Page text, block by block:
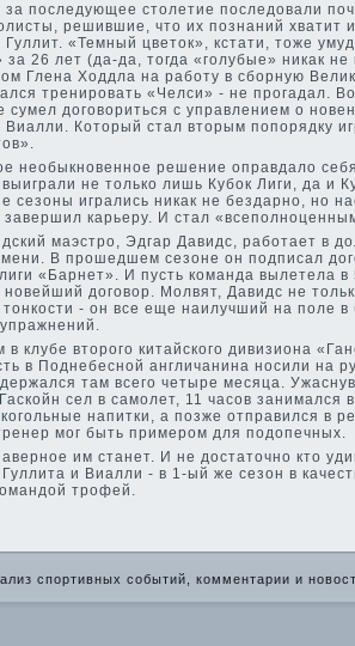
за последующее столетие последовали
решившие, что их познаний хватит
«Темный цве­ток», кстати, тоже
за 26 лет (да-да, тогда «голубые» никак
Глена Ходдла на работу в сборную
тренировать «Челси» - не прогадал.
сумел договориться с управлением о
Виалли. Который стал вторым попорядку
необыкнове­нное решение оправдало
не только лишь Кубок Лиги, да и
сезоны игрались никак не бездарно, но
заве­ршил карьеру. И стал
маэстро, Эдгар Давидс, работает в
В прошедшем сезоне он подписал
«Барнет». И пусть команда вылетела
договор. Молвят, Давидс не
тонкости - он все еще наилучший на поле
в клубе второго китайского дивизиона
в Поднебесной англичанина носили на
там всего четыре месяца.
сел в самолет, 11 часов занимался
напитки, а позже отправился в
мог быть примером для подопечных.
им станет. И не достаточно кто
и Виалли - в 1-ый же сезон в
трофей.
спортивных событий, комментарии и